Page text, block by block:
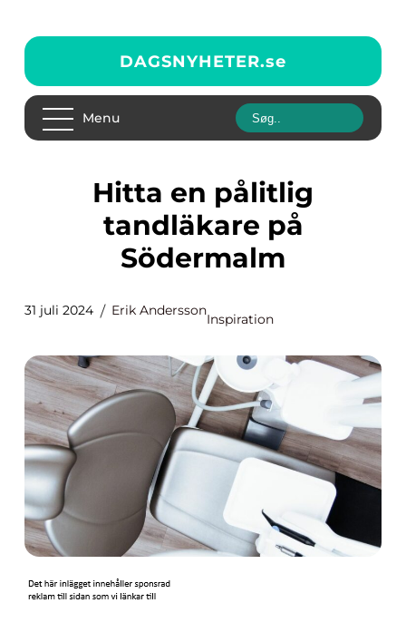
DAGSNYHETER.se
Menu
Hitta en pålitlig
tandläkare på
Södermalm
31 juli 2024 Erik Andersson
Inspiration